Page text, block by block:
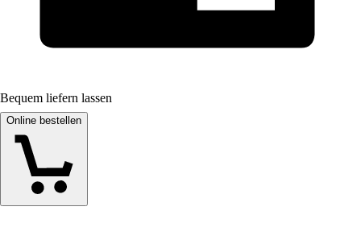
Bequem liefern lassen
Online bestellen